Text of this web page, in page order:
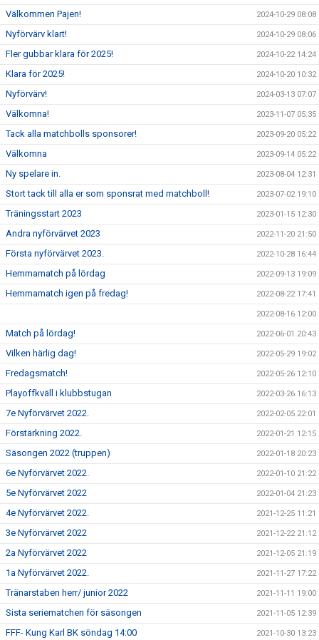
Välkommen Pajen! 2024-10-29 08:08
Nyförvärv klart! 2024-10-29 08:06
Fler gubbar klara för 2025! 2024-10-22 14:24
Klara för 2025! 2024-10-20 10:32
Nyförvärv! 2024-03-13 07:07
Välkomna! 2023-11-07 05:35
Tack alla matchbolls sponsorer! 2023-09-20 05:22
Välkomna 2023-09-14 05:22
Ny spelare in. 2023-08-04 12:31
Stort tack till alla er som sponsrat med matchboll! 2023-07-02 19:10
Träningsstart 2023 2023-01-15 12:30
Andra nyförvärvet 2023 2022-11-20 21:50
Första nyförvärvet 2023. 2022-10-28 16:44
Hemmamatch på lördag 2022-09-13 19:09
Hemmamatch igen på fredag! 2022-08-22 17:41
2022-08-16 12:00
Match på lördag! 2022-06-01 20:43
Vilken härlig dag! 2022-05-29 19:02
Fredagsmatch! 2022-05-26 12:10
Playoffkväll i klubbstugan 2022-03-26 16:13
7e Nyförvärvet 2022. 2022-02-05 22:01
Förstärkning 2022. 2022-01-21 12:15
Säsongen 2022 (truppen) 2022-01-18 20:23
6e Nyförvärvet 2022. 2022-01-10 21:22
5e Nyförvärvet 2022 2022-01-04 21:23
4e Nyförvärvet 2022. 2021-12-25 11:21
3e Nyförvärvet 2022 2021-12-22 21:12
2a Nyförvärvet 2022 2021-12-05 21:19
1a Nyförvärvet 2022. 2021-11-27 17:22
Tränarstaben herr/ junior 2022 2021-11-11 19:00
Sista seriematchen för säsongen 2021-11-05 12:39
FFF- Kung Karl BK söndag 14:00 2021-10-30 13:23